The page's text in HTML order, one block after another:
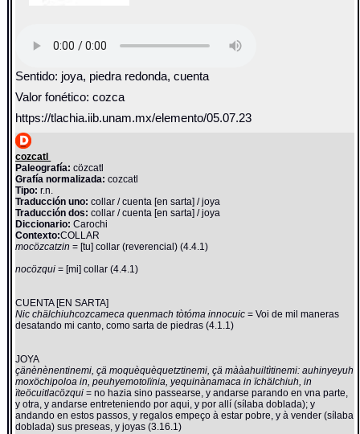
Sentido: joya, piedra redonda, cuenta
Valor fonético: cozca
https://tlachia.iib.unam.mx/elemento/05.07.23
cozcatl
Paleografía: cözcatl
Grafía normalizada: cozcatl
Tipo: r.n.
Traducción uno: collar / cuenta [en sarta] / joya
Traducción dos: collar / cuenta [en sarta] / joya
Diccionario:Carochi
Contexto:COLLAR
mocözcatzin= [tu] collar (reverencial) (4.4.1)
nocözqui= [mi] collar (4.4.1)
CUENTA [EN SARTA]
Nic chälchiuhcozcameca quenmach tòtóma innocuic= Voi de mil maneras
desatando mi canto, como sarta de piedras (4.1.1)
JOYA
çänènènentinemi, çä moquèquèquetztinemi, çä mààahuiltìtinemi: auhinyeyuh
moxöchipoloa in, peuhyemotolïnia, yequinànamaca in ïchälchiuh, in
ïteöcuitlacözqui= no hazia sino passearse, y andarse parando en vna parte,
y otra, y andarse entreteniendo por aqui, y por allí (sílaba doblada); y
andando en estos passos, y regalos empeço à estar pobre, y à vender (sílaba
doblada) sus preseas, y joyas (3.16.1)